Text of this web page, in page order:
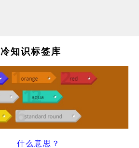
冷知识标签库
什么意思？